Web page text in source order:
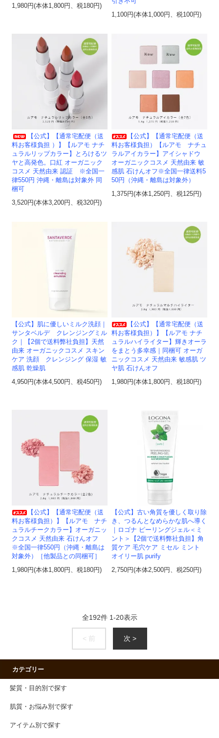
1,980円(本体1,800円、税180円)
1,100円(本体1,000円、税100円)
【公式】【通常宅配便（送
料お客様負担 ）】【ルアモ ナチ
ュラルリップカラー】とろけるツ
ヤと高発色。口紅 オーガニック
コスメ 天然由来 認証 ※全国一
律550円 沖縄・離島は対象外 同
梱可
3,520円(本体3,200円、税320円)
【公式】【通常宅配便（送
料お客様負担）【ルアモ ナチュ
ラルアイカラー】アイシャドウ
オーガニックコスメ 天然由来 敏
感肌 石けんオフ※全国一律送料5
50円（沖縄・離島は対象外）
1,375円(本体1,250円、税125円)
【公式】肌に優しいミルク洗顔｜
サンタベルデ クレンジングミル
ク｜【2個で送料弊社負担】天然
由来 オーガニックコスメ スキン
ケア 洗顔 クレンジング 保湿 敏
感肌 乾燥肌
4,950円(本体4,500円、税450円)
【公式】【通常宅配便（送
料お客様負担）】【ルアモ ナチ
ュラルハイライター】輝きオーラ
をまとう多幸感｜同梱可 オーガ
ニックコスメ 天然由来 敏感肌 ツ
ヤ肌 石けんオフ
1,980円(本体1,800円、税180円)
【公式】【通常宅配便（送
料お客様負担）】【ルアモ ナチ
ュラルチークカラー】オーガニッ
クコスメ 天然由来 石けんオフ
※全国一律550円（沖縄・離島は
対象外）［他製品との同梱可］
1,980円(本体1,800円、税180円)
【公式】古い角質を優しく取り除
き、つるんとなめらかな肌へ導く
｜ロゴナ ピーリングジェル＜ミ
ント＞【2個で送料弊社負担】角
質ケア 毛穴ケア ミセル ミント
オイリー肌 purify
2,750円(本体2,500円、税250円)
全192件 1-20表示
< 前 次 >
カテゴリー
髪質・目的別で探す
肌質・お悩み別で探す
アイテム別で探す